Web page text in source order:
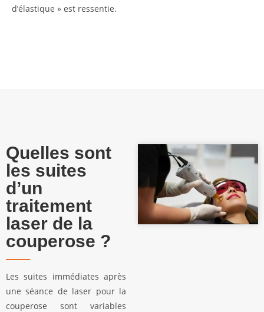
d’élastique » est ressentie.
Quelles sont
les suites
d’un
traitement
laser de la
couperose ?
Les suites immédiates après
une séance de laser pour la
couperose sont variables